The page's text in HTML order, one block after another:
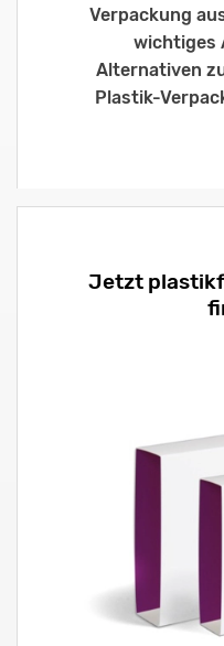
Verpackung
wichtiges
Alternativen
Plastik-
Jetzt